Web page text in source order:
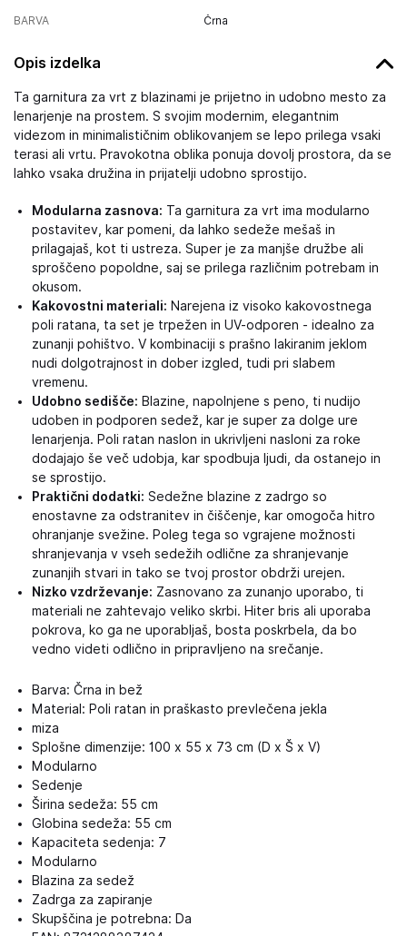
BARVA Črna
Opis izdelka
Ta garnitura za vrt z blazinami je prijetno in udobno mesto za
lenarjenje na prostem. S svojim modernim, elegantnim
videzom in minimalističnim oblikovanjem se lepo prilega vsaki
terasi ali vrtu. Pravokotna oblika ponuja dovolj prostora, da se
lahko vsaka družina in prijatelji udobno sprostijo.
Modularna zasnova: Ta garnitura za vrt ima modularno
postavitev, kar pomeni, da lahko sedeže mešaš in
prilagajaš, kot ti ustreza. Super je za manjše družbe ali
sproščeno popoldne, saj se prilega različnim potrebam in
okusom.
Kakovostni materiali: Narejena iz visoko kakovostnega
poli ratana, ta set je trpežen in UV-odporen - idealno za
zunanji pohištvo. V kombinaciji s prašno lakiranim jeklom
nudi dolgotrajnost in dober izgled, tudi pri slabem
vremenu.
Udobno sedišče: Blazine, napolnjene s peno, ti nudijo
udoben in podporen sedež, kar je super za dolge ure
lenarjenja. Poli ratan naslon in ukrivljeni nasloni za roke
dodajajo še več udobja, kar spodbuja ljudi, da ostanejo in
se sprostijo.
Praktični dodatki: Sedežne blazine z zadrgo so
enostavne za odstranitev in čiščenje, kar omogoča hitro
ohranjanje svežine. Poleg tega so vgrajene možnosti
shranjevanja v vseh sedežih odlične za shranjevanje
zunanjih stvari in tako se tvoj prostor obdrži urejen.
Nizko vzdrževanje: Zasnovano za zunanjo uporabo, ti
materiali ne zahtevajo veliko skrbi. Hiter bris ali uporaba
pokrova, ko ga ne uporabljaš, bosta poskrbela, da bo
vedno videti odlično in pripravljeno na srečanje.
Barva: Črna in bež
Material: Poli ratan in praškasto prevlečena jekla
miza
Splošne dimenzije: 100 x 55 x 73 cm (D x Š x V)
Modularno
Sedenje
Širina sedeža: 55 cm
Globina sedeža: 55 cm
Kapaciteta sedenja: 7
Modularno
Blazina za sedež
Zadrga za zapiranje
Skupščina je potrebna: Da